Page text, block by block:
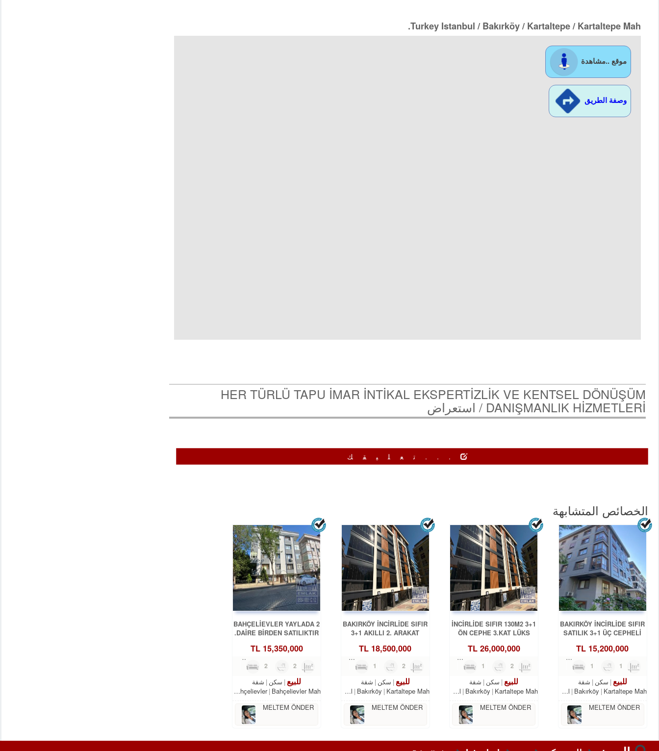
Turkey Istanbul / Bakırköy/ Kartaltepe/ Kartaltepe Mah.
موقع ..مشاهدة
وصفة الطريق
HER TÜRLÜ TAPU İMAR İNTİKAL EKSPERTİZLİK VE KENTSEL DÖNÜŞÜM
DANIŞMANLIK HİZMETLERİ / استعراض
...تعليقك
الخصائص المتشابهة
BAKIRKÖY İNCİRLİDE SIFIR
SATILIK 3+1 ÜÇ CEPHELİ
TL 15,200,000
1 1
للبيع سكن شقة
Istanbul
Bakırköy Kartaltepe Mah.
MELTEM ÖNDER
İNCİRLİDE SIFIR 130M2 3+1
ÖN CEPHE 3.KAT LÜKS
TL26,000,000
1 2
للبيع سكن شقة
Istanbul
Bakırköy Kartaltepe Mah.
MELTEM ÖNDER
BAKIRKÖY İNCİRLİDE SIFIR
3+1 AKILLI 2. ARAKAT
TL 18,500,000
115m²
1 2
للبيع سكن شقة
Istanbul
Bakırköy Kartaltepe Mah.
MELTEM ÖNDER
BAHÇELİEVLER YAYLADA 2
DAİRE BİRDEN SATILIKTIR.
TL15,350,000
2 2
للبيع سكن شقة
Bahçelievler Bahçelievler Mah.
MELTEM ÖNDER